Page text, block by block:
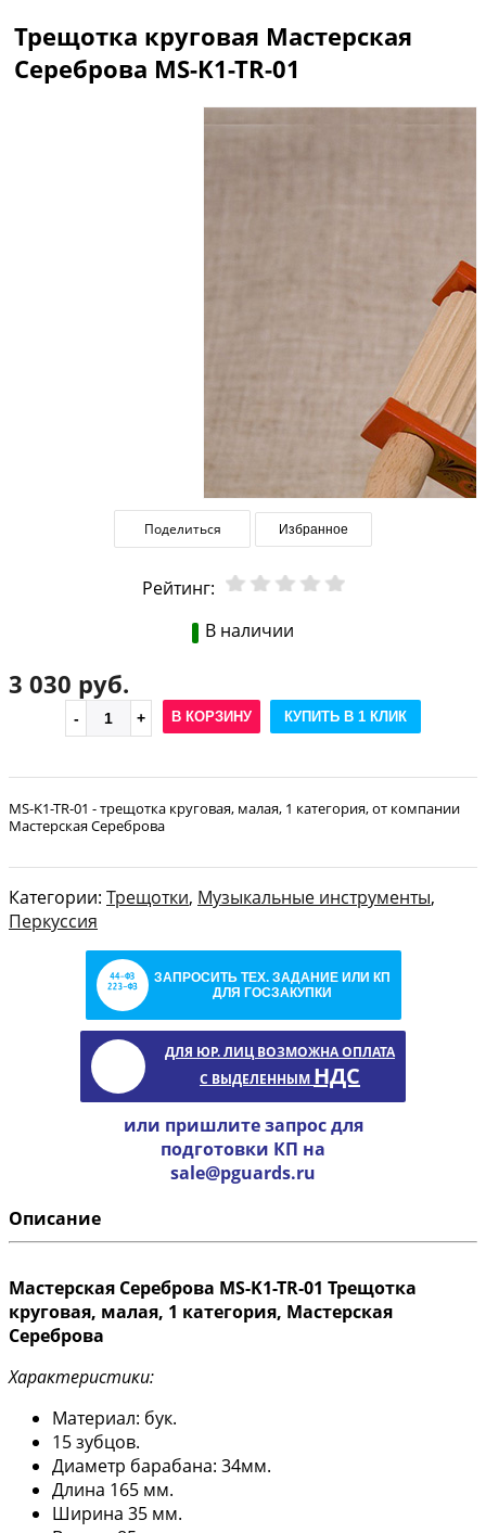
Трещотка круговая Мастерская
Сереброва MS-K1-TR-01
Поделиться Избранное
Рейтинг:
В наличии
3 030 руб.
В КОРЗИНУ КУПИТЬ В 1 КЛИК
MS-K1-TR-01 - трещотка круговая, малая, 1 категория, от компании
Мастерская Сереброва
Категории: Трещотки, Музыкальные инструменты,
Перкуссия
ЗАПРОСИТЬ ТЕХ. ЗАДАНИЕ ИЛИ КП
ДЛЯ ГОСЗАКУПКИ
ДЛЯ ЮР. ЛИЦ ВОЗМОЖНА ОПЛАТА
С ВЫДЕЛЕННЫМ НДС
или пришлите запрос для
подготовки КП на
sale@pguards.ru
Описание
Мастерская Сереброва MS-K1-TR-01 Трещотка
круговая, малая, 1 категория, Мастерская
Сереброва
Характеристики:
Материал: бук.
15 зубцов.
Диаметр барабана: 34мм.
Длина 165 мм.
Ширина 35 мм.